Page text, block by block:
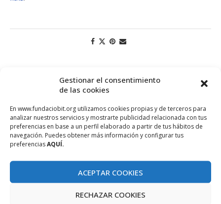
Gestionar el consentimiento
de las cookies
En www.fundaciobit.org utilizamos cookies propias y de terceros para
analizar nuestros servicios y mostrarte publicidad relacionada con tus
preferencias en base a un perfil elaborado a partir de tus hábitos de
navegación. Puedes obtener más información y configurar tus
preferenciasAQUÍ.
ACEPTAR COOKIES
RECHAZAR COOKIES
PROJECTE COFINANÇAT PEL FONS SOCIAL EUROPEU